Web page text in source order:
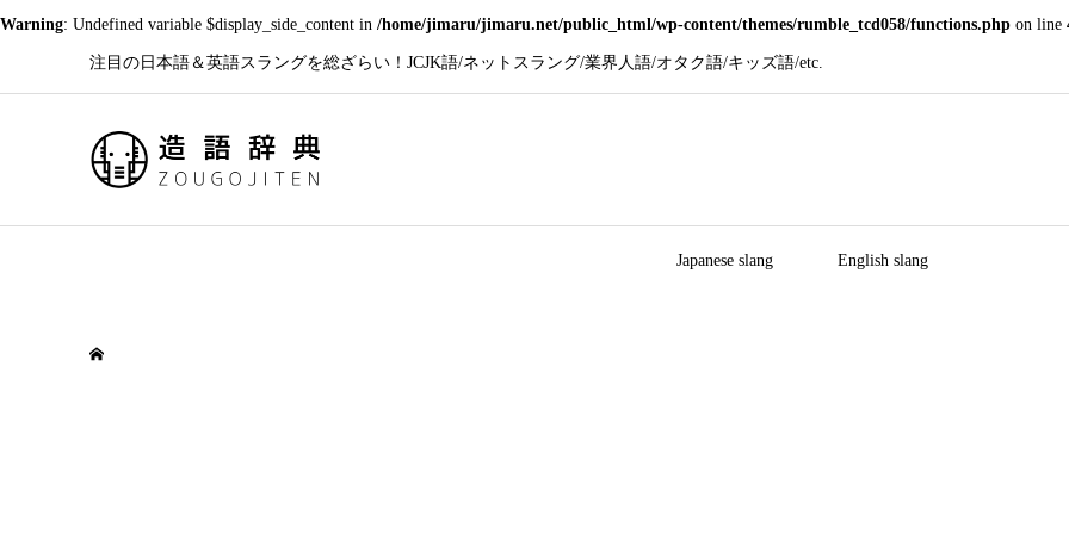
Warning: Undefined variable $display_side_content in /home/jimaru/jimaru.net/public_html/wp-content/themes/rumble_tcd058/functions.php on line
注目の日本語＆英語スラングを総ざらい！JCJK語/ネットスラング/業界人語/オタク語/キッズ語/etc.
Japanese slang English slang